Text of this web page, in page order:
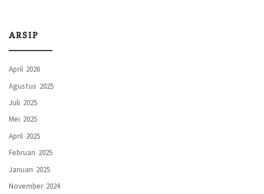
ARSIP
April 2026
Agustus 2025
Juli 2025
Mei 2025
April 2025
Februari 2025
Januari 2025
November 2024